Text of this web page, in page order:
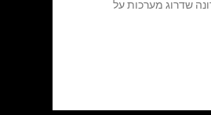
שדרוג מערכות על